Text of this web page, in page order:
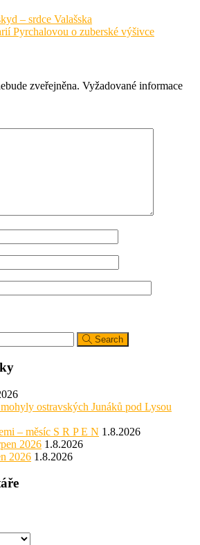
– srdce Valašska
Pyrchalovou o zuberské výšivce
zveřejněna. Vyžadované informace
Search
ostravských Junáků pod Lysou
– měsíc S R P E N 1.8.2026
2026 1.8.2026
2026 1.8.2026